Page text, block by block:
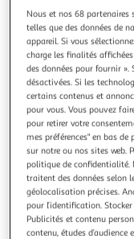
SECRET DE
Set apéritif 5
Informations
10 cm Matière :
Apéritif 5 Pièces
Couleur : Noir
En savoir +
Vendu par Paris Prix
Livr. ou retrait
A partir de 7,99€
Plus d'options
Nous et nos 68 partenaires
telles que des données de
appareil. Si vous
charge les finalités
des données pour fournir ».
désactivées. Si les
certains contenus et
pour vous. Vous pouvez
pour retirer votre
mes préférences" en bas
sur notre ou nos sites web.
politique de confidentialité.
traitent des données selon
géolocalisation précises.
pour l’identification.
Publicités et contenu
contenu, études d’audience